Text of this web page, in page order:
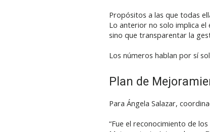
Propósitos a las que todas
Lo anterior no solo implica
sino que transparentar la
Los números hablan por sí
Plan de
Para Ángela Salazar,
“Fue el reconocimiento de